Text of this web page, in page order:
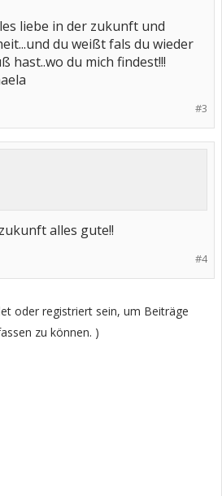
liebe in der zukunft und
du weißt fals du wieder
hast..wo du mich findest!!!
#3
alles gute!!
#4
oder registriert sein, um Beiträge
zu können. )